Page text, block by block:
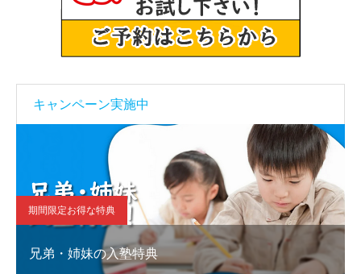
キャンペーン実施中
期間限定お得な特典
兄弟・姉妹の入塾特典